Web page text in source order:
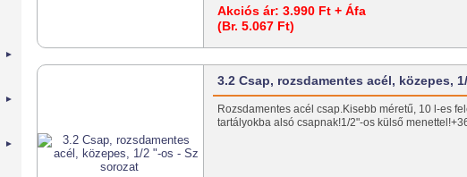
►
►
►
Akciós ár: 3.990 Ft + Áfa
(Br. 5.067 Ft)
3.2 Csap, rozsdamentes acél, közepes,
Rozsdamentes acél csap.Kisebb méretű, 10 l-es
tartályokba alsó csapnak!1/2"-os külső